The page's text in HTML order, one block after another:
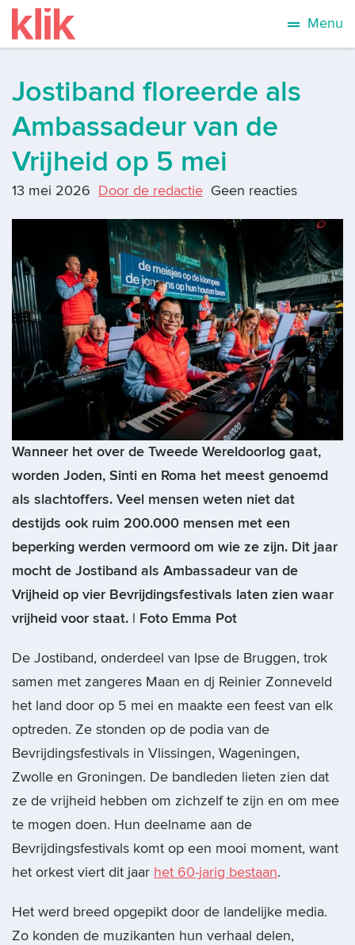
Menu
Jostiband floreerde als
Ambassadeur van de
Vrijheid op 5 mei
13 mei 2026 Door de redactie Geen reacties
Wanneer het over de Tweede Wereldoorlog gaat,
worden Joden, Sinti en Roma het meest genoemd
als slachtoffers. Veel mensen weten niet dat
destijds ook ruim 200.000 mensen met een
beperking werden vermoord om wie ze zijn. Dit jaar
mocht de Jostiband als Ambassadeur van de
Vrijheid op vier Bevrijdingsfestivals laten zien waar
vrijheid voor staat. | Foto Emma Pot
De Jostiband, onderdeel van Ipse de Bruggen, trok
samen met zangeres Maan en dj Reinier Zonneveld
het land door op 5 mei en maakte een feest van elk
optreden. Ze stonden op de podia van de
Bevrijdingsfestivals in Vlissingen, Wageningen,
Zwolle en Groningen. De bandleden lieten zien dat
ze de vrijheid hebben om zichzelf te zijn en om mee
te mogen doen. Hun deelname aan de
Bevrijdingsfestivals komt op een mooi moment, want
het orkest viert dit jaar het 60-jarig bestaan.
Het werd breed opgepikt door de landelijke media.
Zo konden de muzikanten hun verhaal delen,